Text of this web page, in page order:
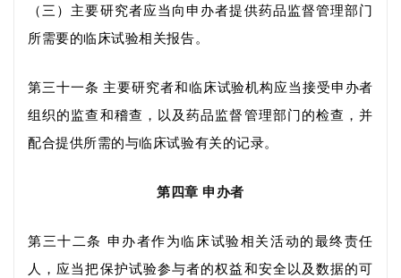
（三）主要研究者应当向申办者提供药品监督管理部门
所需要的临床试验相关报告。
第三十一条 主要研究者和临床试验机构应当接受申办者
组织的监查和稽查，以及药品监督管理部门的检查，并
配合提供所需的与临床试验有关的记录。
第四章 申办者
第三十二条
申办者作为临床试验相关活动的最终责任
人，应当把保护试验参与者的权益和安全以及数据的可